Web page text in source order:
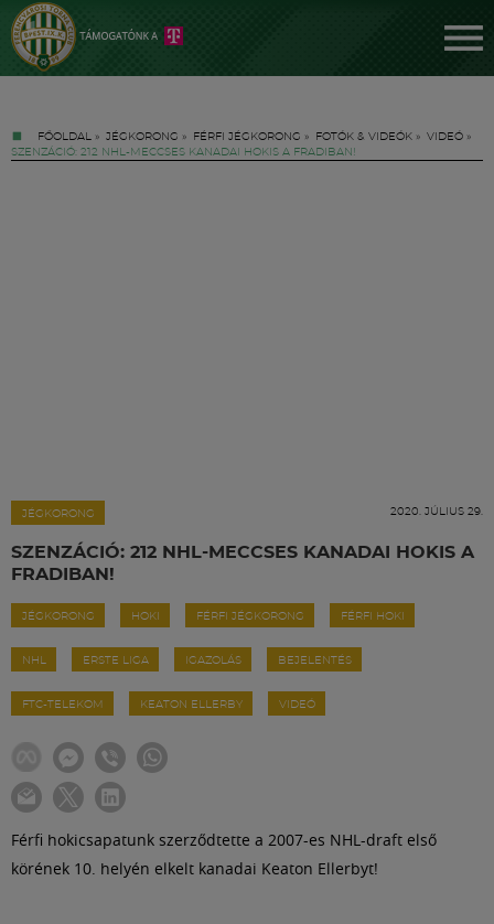
FŐOLDAL » JÉGKORONG » FÉRFI JÉGKORONG » FOTÓK & VIDEÓK » VIDEÓ »
SZENZÁCIÓ: 212 NHL-MECCSES KANADAI HOKIS A FRADIBAN!
JÉGKORONG 2020. JÚLIUS 29.
SZENZÁCIÓ: 212 NHL-MECCSES KANADAI HOKIS A
FRADIBAN!
JÉGKORONG HOKI FÉRFI JÉGKORONG FÉRFI HOKI
NHL ERSTE LIGA IGAZOLÁS BEJELENTÉS
FTC-TELEKOM KEATON ELLERBY VIDEÓ
Férfi hokicsapatunk szerződtette a 2007-es NHL-draft első
körének 10. helyén elkelt kanadai Keaton Ellerbyt!
Labdarúgás
Szakosztályok
Meccscenter
Klub
Szolgáltatások
Shop